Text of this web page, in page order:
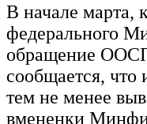
В начале
федерального
обращение
сообщается, что
тем не менее
вмененки